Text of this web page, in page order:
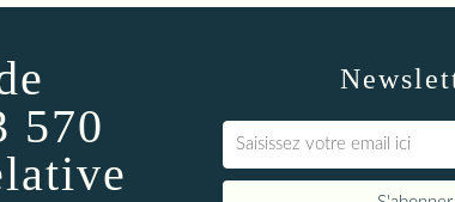
570